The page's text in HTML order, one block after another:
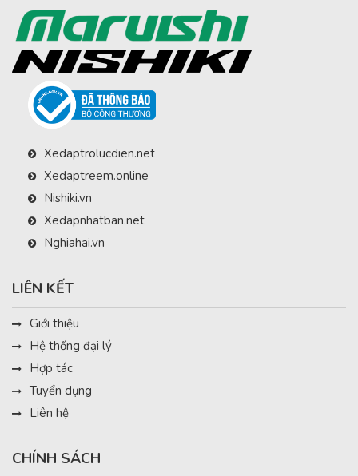
Xedaptrolucdien.net
Xedaptreem.online
Nishiki.vn
Xedapnhatban.net
Nghiahai.vn
LIÊN KẾT
Giới thiệu
Hệ thống đại lý
Hợp tác
Tuyển dụng
Liên hệ
CHÍNH SÁCH